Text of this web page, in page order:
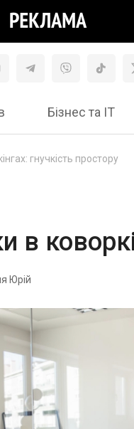
Бізнес та ІТ
гнучкість простору
в
Юрій